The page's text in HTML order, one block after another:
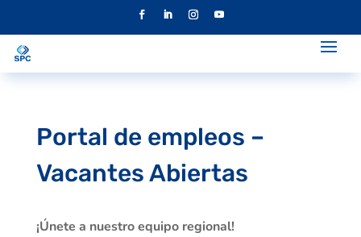
Portal de empleos –
Vacantes Abiertas
¡Únete a nuestro equipo regional!